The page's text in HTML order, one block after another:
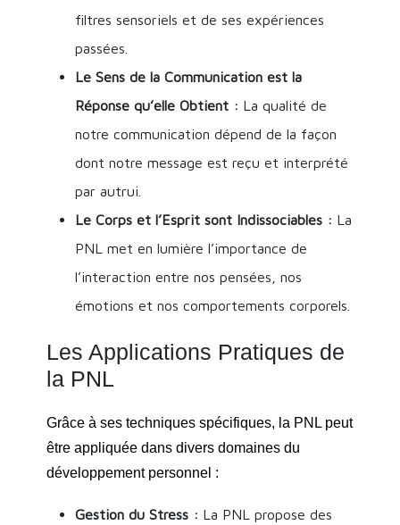
filtres sensoriels et de ses expériences
passées.
Le Sens de la Communication est la
Réponse qu’elle Obtient : La qualité de
notre communication dépend de la façon
dont notre message est reçu et interprété
par autrui.
Le Corps et l’Esprit sont Indissociables : La
PNL met en lumière l’importance de
l’interaction entre nos pensées, nos
émotions et nos comportements corporels.
Les Applications Pratiques de
la PNL
Grâce à ses techniques spécifiques, la PNL peut
être appliquée dans divers domaines du
développement personnel :
Gestion du Stress : La PNL propose des